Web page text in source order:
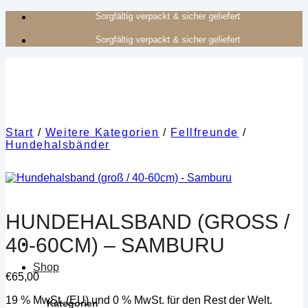
Zum
springen
Authentisches Kunsthandwerk aus Afrika
Authentisches Kunsthandwerk aus Afrika
Shop
Kategorien
Start / Weitere Kategorien / Fellfreunde /
Hundehalsbänder
HUNDEHALSBAND (GROSS / 4
0-60CM) – SAMBURU
€65,00
19 % MwSt. (EU) und 0 % MwSt. für den Rest der Welt.